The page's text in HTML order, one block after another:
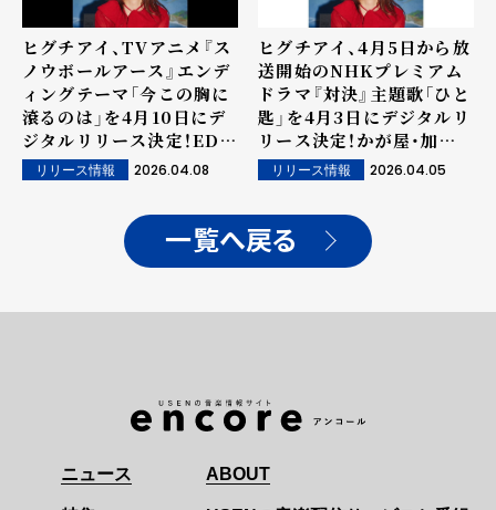
ヒグチアイ、TVアニメ『ス
ノウボールアース』エンデ
ィングテーマ「今この胸に
滾るのは」を4月10日にデ
ジタルリリース決定！EDノ
ンクレジット映像も公開！
リリース情報 2026.04.08
ヒグチアイ、4月5日から放
送開始のNHKプレミアム
ドラマ『対決』主題歌「ひと
匙」を4月3日にデジタルリ
リース決定！かが屋・加賀
翔撮影の新ビジュアルも公
開！
リリース情報 2026.04.05
一覧へ戻る
ニュース ABOUT